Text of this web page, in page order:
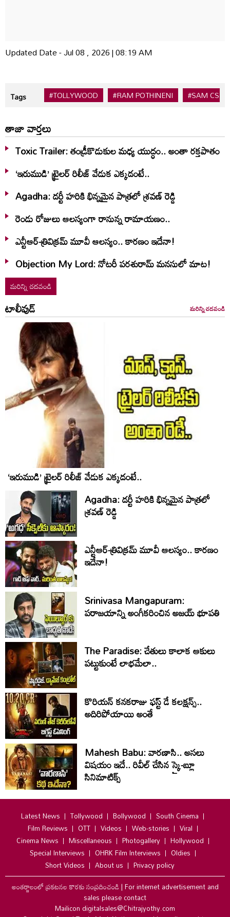
Updated Date - Jul 08 , 2026 | 08:19 AM
Tags #TOLLYWOOD #RAM POTHINENI #SAM CS
తాజా వార్తలు
Toxic Trailer: తండ్రీకొడుకుల మధ్య యుద్ధం.. అంతా రక్తపాతం
‘ఇరుముడి’ ట్రైలర్ రిలీజ్ వేడుక ఎక్కడంటే..
Agadha: డర్టీ హరికి భిన్నమైన పాత్రలో శ్రవణ్‌ రెడ్డి
రెండు రోజులు ఆలస్యంగా రానున్న రామాయణం..
ఎన్టీఆర్-త్రివిక్రమ్ మూవీ ఆలస్యం.. కారణం ఇదేనా!
Objection My Lord: నోటరీ పరశురామ్‌ మనసులో మాట!
మరిన్ని చదవండి
టాలీవుడ్ మరిన్ని చదవండి
‘ఇరుముడి’ ట్రైలర్ రిలీజ్ వేడుక ఎక్కడంటే..
Agadha: డర్టీ హరికి భిన్నమైన పాత్రలో
శ్రవణ్‌ రెడ్డి
ఎన్టీఆర్-త్రివిక్రమ్ మూవీ ఆలస్యం.. కారణం
ఇదేనా!
Srinivasa Mangapuram:
పరాజయాన్ని అంగీకరించిన అజయ్ భూపతి
The Paradise: చేతులు కాలాక ఆకులు
పట్టుకుంటే లాభమేలా..
కొరియన్ కనకరాజు ఫస్ట్ డే కలక్షన్స్..
అదిరిపోయాయి అంతే
Mahesh Babu: వారణాసి.. అసలు
విషయం ఇదే.. రివీల్ చేసిన స్కై-బ్లూ
సినిమాటిక్స్‌
Latest News Tollywood Bollywood
South Cinema
Film Reviews
OTT Videos Web-stories
Viral
Cinema News
Miscellaneous Photogallery
Hollywood
Special Interviews
OHRK Film Interviews
Oldies
Short Videos
About us
Privacy policy
అంతర్జాలంలో ప్రకటనల కొరకు సంప్రదించండి|For internet advertisement and
sales please contact
Mailicon digitalsales@Chitrajyothy.com